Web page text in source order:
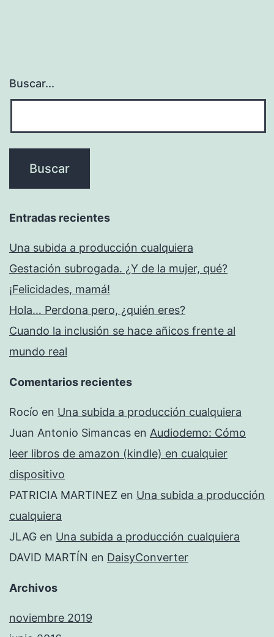
Buscar...
Entradas recientes
Una subida a producción cualquiera
Gestación subrogada. ¿Y de la mujer, qué?
¡Felicidades, mamá!
Hola… Perdona pero, ¿quién eres?
Cuando la inclusión se hace añicos frente al
mundo real
Comentarios recientes
Rocío en Una subida a producción cualquiera
Juan Antonio Simancas en Audiodemo: Cómo
leer libros de amazon (kindle) en cualquier
dispositivo
PATRICIA MARTINEZ en Una subida a producción
cualquiera
JLAG en Una subida a producción cualquiera
DAVID MARTÍN en DaisyConverter
Archivos
noviembre 2019